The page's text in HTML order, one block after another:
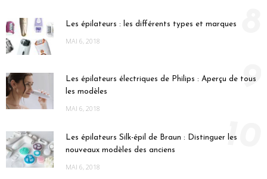
Les épilateurs : les différents types et marques
MAI 6, 2018
Les épilateurs électriques de Philips : Aperçu de tous
les modèles
MAI 6, 2018
9
Les épilateurs Silk-épil de Braun : Distinguer les
nouveaux modèles des anciens
MAI 6, 2018
10